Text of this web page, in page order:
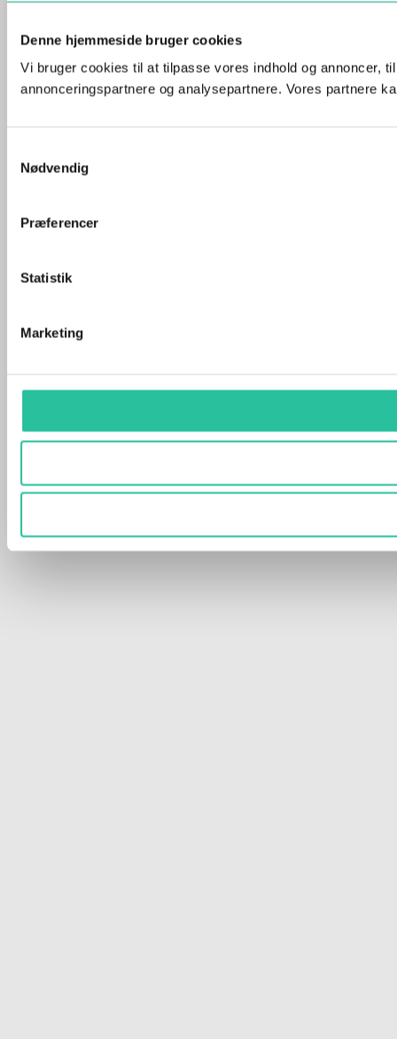
Denne hjemmeside bruger cookies
Vi bruger cookies til at tilpasse vores indhold og annoncer,
annonceringspartnere og analysepartnere. Vores partnere
Nødvendig
Præferencer
Statistik
Marketing